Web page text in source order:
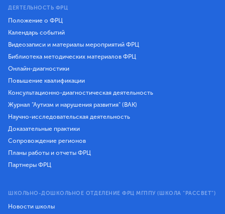
ДЕЯТЕЛЬНОСТЬ ФРЦ
Положение о ФРЦ
Календарь событий
Видеозаписи и материалы мероприятий ФРЦ
Библиотека методических материалов ФРЦ
Онлайн-диагностики
Повышение квалификации
Консультационно-диагностическая деятельность
Журнал "Аутизм и нарушения развития" (ВАК)
Научно-исследовательская деятельность
Доказательные практики
Сопровождение регионов
Планы работы и отчеты ФРЦ
Партнеры ФРЦ
ШКОЛЬНО-ДОШКОЛЬНОЕ ОТДЕЛЕНИЕ ФРЦ МГППУ (ШКОЛА "РАССВЕТ")
Новости школы